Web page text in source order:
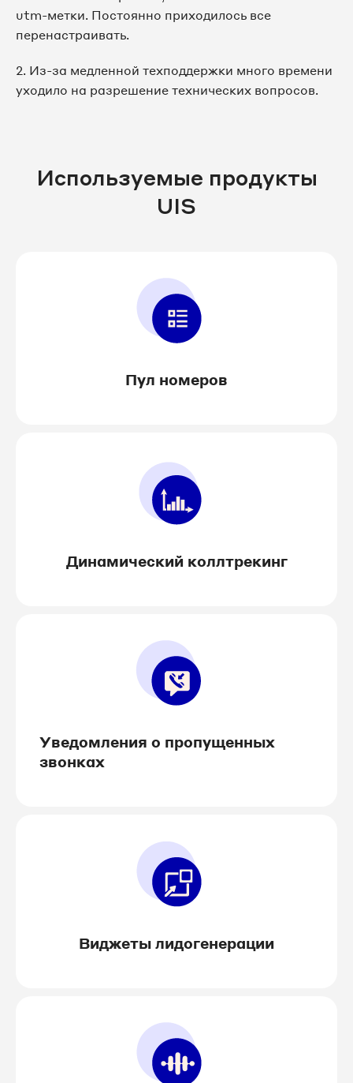
utm-метки. Постоянно приходилось все
перенастраивать.
2. Из-за медленной техподдержки много времени
уходило на разрешение технических вопросов.
Используемые продукты
UIS
Пул номеров
Динамический коллтрекинг
Уведомления о пропущенных
звонках
Виджеты лидогенерации